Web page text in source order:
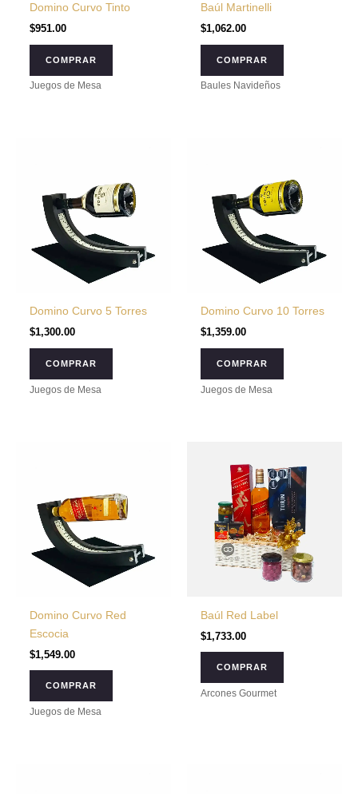
Domino Curvo Tinto
$951.00
COMPRAR
Juegos de Mesa
Baúl Martinelli
$1,062.00
COMPRAR
Baules Navideños
Domino Curvo 5 Torres
$1,300.00
COMPRAR
Juegos de Mesa
Domino Curvo 10 Torres
$1,359.00
COMPRAR
Juegos de Mesa
Domino Curvo Red
Escocia
$1,549.00
COMPRAR
Juegos de Mesa
Baúl Red Label
$1,733.00
COMPRAR
Arcones Gourmet